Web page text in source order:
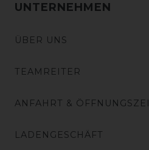
UNTERNEHMEN
ÜBER UNS
TEAMREITER
ANFAHRT &
LADENGESCHÄFT